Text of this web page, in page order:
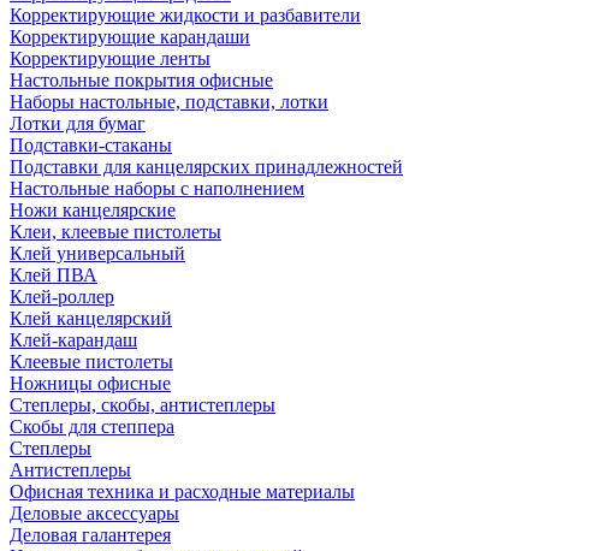
Корректирующие жидкости и разбавители
Корректирующие карандаши
Корректирующие ленты
Настольные покрытия офисные
Наборы настольные, подставки, лотки
Лотки для бумаг
Подставки-стаканы
Подставки для канцелярских принадлежностей
Настольные наборы с наполнением
Ножи канцелярские
Клеи, клеевые пистолеты
Клей универсальный
Клей ПВА
Клей-роллер
Клей канцелярский
Клей-карандаш
Клеевые пистолеты
Ножницы офисные
Степлеры, скобы, антистеплеры
Скобы для степпера
Степлеры
Антистеплеры
Офисная техника и расходные материалы
Деловые аксессуары
Деловая галантерея